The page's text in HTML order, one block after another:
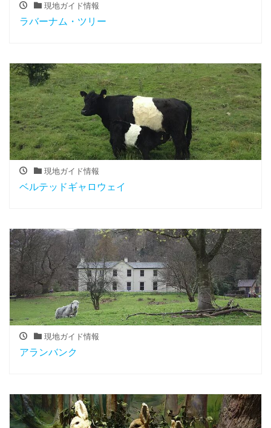
現地ガイド情報
ラバーナム・ツリー
現地ガイド情報
ベルテッドギャロウェイ
現地ガイド情報
アランバンク